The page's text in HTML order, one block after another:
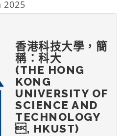
2025
香港科技大學，簡
稱：科大
(THE HONG
KONG
UNIVERSITY OF
SCIENCE AND
TECHNOLOGY
, HKUST)